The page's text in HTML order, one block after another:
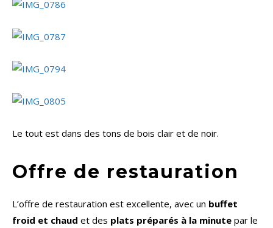
Le tout est dans des tons de bois clair et de noir.
Offre de restauration
L’offre de restauration est excellente, avec un buffet
froid et chaud et des plats préparés à la minute par le